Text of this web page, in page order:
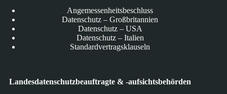
Angemessenheitsbeschluss
Datenschutz – Großbritannien
Datenschutz – USA
Datenschutz – Italien
Standardvertragsklauseln
Landesdatenschutzbeauftragte & -aufsichtsbehörden